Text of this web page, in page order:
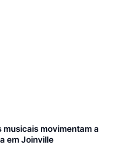
movimentam a
em Joinville